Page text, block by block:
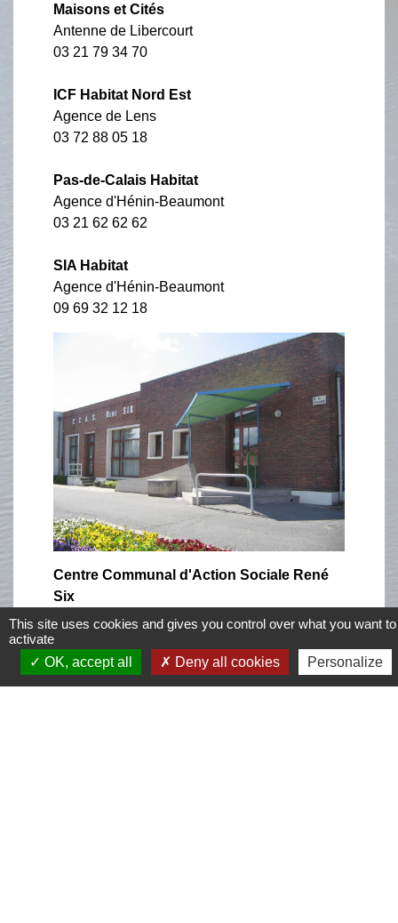
Maisons et Cités
Antenne de Libercourt
03 21 79 34 70
ICF Habitat Nord Est
Agence de Lens
03 72 88 05 18
Pas-de-Calais Habitat
Agence d'Hénin-Beaumont
03 21 62 62 62
SIA Habitat
Agence d'Hénin-Beaumont
09 69 32 12 18
Centre Communal d'Action Sociale René
Six
8 rue Roger Salengro
03 21 08 13 00
ccas@mairie-montigny.fr
This site uses cookies and gives you control over what you want to
activate
OK, accept all
Deny all cookies Personalize